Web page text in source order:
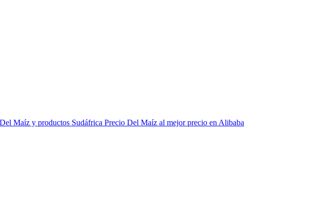
Maíz y productos Sudáfrica Precio Del Maíz al mejor precio en Alibaba